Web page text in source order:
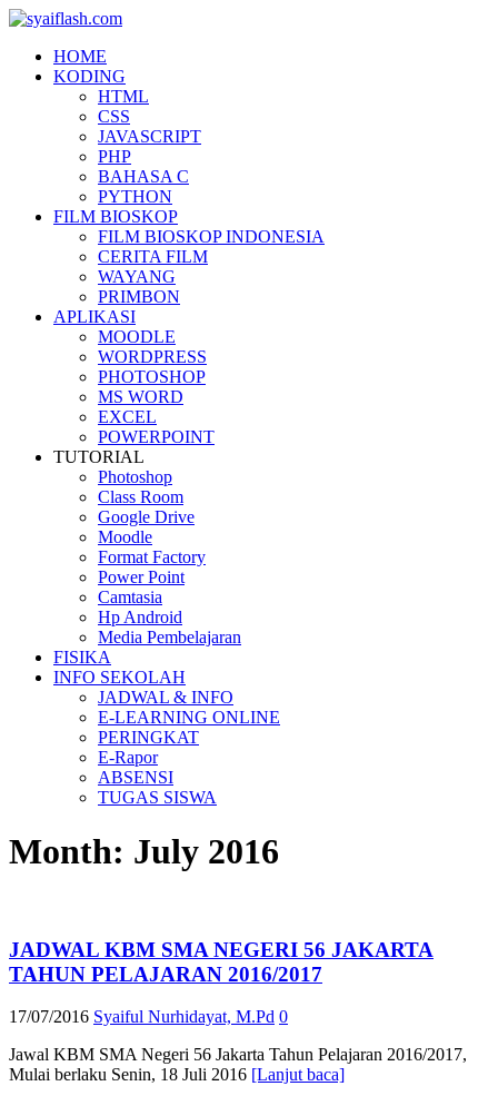
HOME
KODING
HTML
CSS
JAVASCRIPT
PHP
BAHASA C
PYTHON
FILM BIOSKOP
FILM BIOSKOP INDONESIA
CERITA FILM
WAYANG
PRIMBON
APLIKASI
MOODLE
WORDPRESS
PHOTOSHOP
MS WORD
EXCEL
POWERPOINT
TUTORIAL
Photoshop
Class Room
Google Drive
Moodle
Format Factory
Power Point
Camtasia
Hp Android
Media Pembelajaran
FISIKA
INFO SEKOLAH
JADWAL & INFO
E-LEARNING ONLINE
PERINGKAT
E-Rapor
ABSENSI
TUGAS SISWA
Month: July 2016
JADWAL KBM SMA NEGERI 56 JAKARTA
TAHUN PELAJARAN 2016/2017
17/07/2016 Syaiful Nurhidayat, M.Pd 0
Jawal KBM SMA Negeri 56 Jakarta Tahun Pelajaran 2016/2017,
Mulai berlaku Senin, 18 Juli 2016 [Lanjut baca]